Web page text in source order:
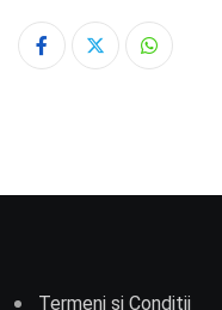
Whatsapp
Termeni și Condiții